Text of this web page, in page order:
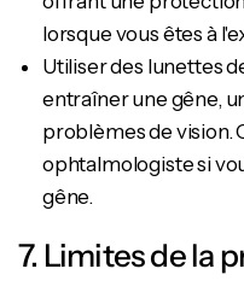
lorsque vous êtes à
Utiliser des lunettes
entraîner une gêne,
problèmes de vision.
ophtalmologiste si
gêne.
7. Limites de la